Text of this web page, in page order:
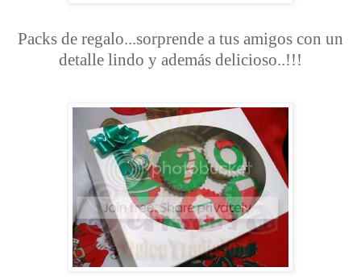
Packs de regalo...sorprende a tus amigos con un
detalle lindo y además delicioso..!!!